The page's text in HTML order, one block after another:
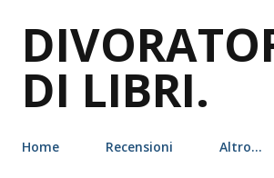
DI LIBRI.
Home Recensioni Altro…